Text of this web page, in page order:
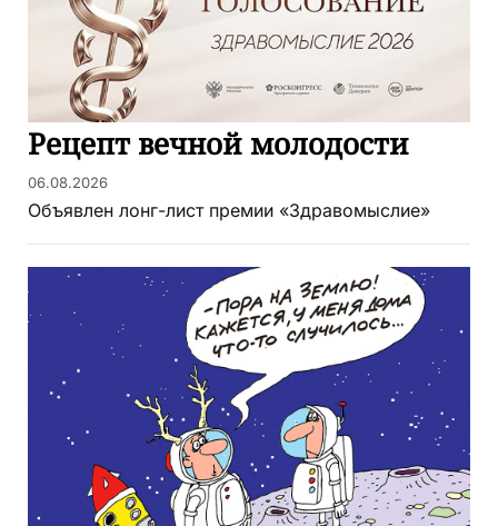
Рецепт вечной молодости
06.08.2026
Объявлен лонг-лист премии «Здравомыслие»